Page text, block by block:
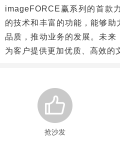
imageFORCE赢系列的首款
的技术和丰富的功能，能够助
品质，推动业务的发展。未来
为客户提供更加优质、高效的
抢沙发